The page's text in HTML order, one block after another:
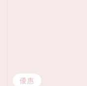
優惠